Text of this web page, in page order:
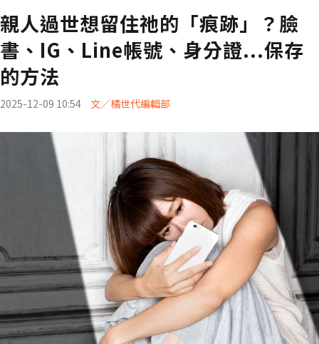
親人過世想留住祂的「痕跡」？臉
書、IG、Line帳號、身分證...保存
的方法
2025-12-09 10:54 文／橘世代編輯部